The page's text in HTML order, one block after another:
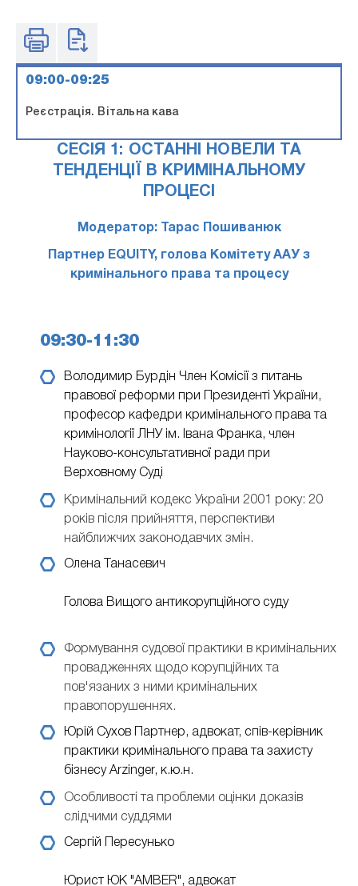
09:00-09:25
Реєстрація. Вітальна кава
СЕСІЯ 1: ОСТАННІ НОВЕЛИ ТА
ТЕНДЕНЦІЇ В КРИМІНАЛЬНОМУ
ПРОЦЕСІ
Модератор: Тарас Пошиванюк
Партнер EQUITY, голова Комітету ААУ з
кримінального права та процесу
09:30-11:30
Володимир Бурдін Член Комісії з питань
правової реформи при Президенті України,
професор кафедри кримінального права та
кримінології ЛНУ ім. Івана Франка, член
Науково-консультативної ради при
Верховному Суді
Кримінальний кодекс України 2001 року: 20
років після прийняття, перспективи
найближчих законодавчих змін.
Олена Танасевич
Голова Вищого антикорупційного суду
Формування судової практики в кримінальних
провадженнях щодо корупційних та
пов'язаних з ними кримінальних
правопорушеннях.
Юрій Сухов Партнер, адвокат, спів-керівник
практики кримінального права та захисту
бізнесу Arzinger, к.ю.н.
Особливості та проблеми оцінки доказів
слідчими суддями
Сергій Пересунько
Юрист ЮК "AMBER", адвокат